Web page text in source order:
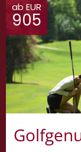
ab EUR
905